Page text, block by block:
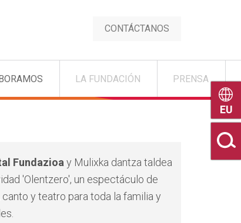
CONTÁCTANOS
LA FUNDACIÓN PRENSA
Fundazioa y Mulixka dantza taldea
'Olentzero', un espectáculo de
canto y teatro para toda la familia y